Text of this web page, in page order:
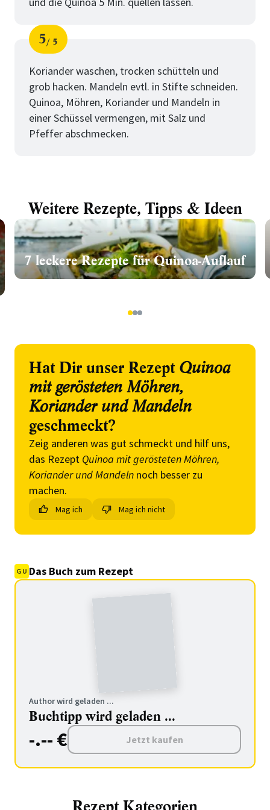
Schritt
5
von
5
Koriander waschen, trocken schütteln und
grob hacken. Mandeln evtl. in Stifte schneiden.
Quinoa, Möhren, Koriander und Mandeln in
einer Schüssel vermengen, mit Salz und
Pfeffer abschmecken.
Weitere Rezepte, Tipps & Ideen
7 leckere Rezepte für Quinoa-Auflauf
123
Hat Dir unser Rezept Quinoa
mit gerösteten Möhren,
Koriander und Mandeln
geschmeckt?
Zeig anderen was gut schmeckt und hilf uns,
das Rezept Quinoa mit gerösteten Möhren,
Koriander und Mandeln noch besser zu
machen.
Mag ich Mag ich nicht
Das Buch zum Rezept
Author wird geladen ...
Buchtipp wird geladen ...
-.-- € Jetzt kaufen